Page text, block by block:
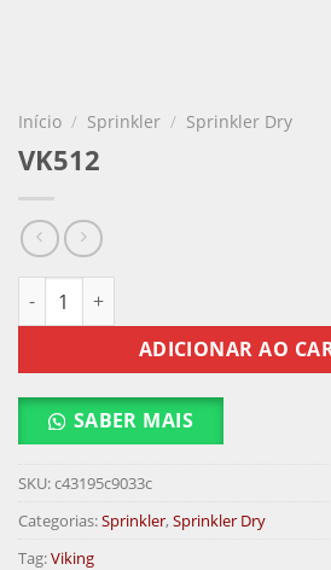
Início / Sprinkler / Sprinkler Dry
VK512
VK512 quantidade
ADICIONAR AO
SABER MAIS
SKU:c43195c9033c
Categorias:Sprinkler, Sprinkler Dry
Tag:Viking